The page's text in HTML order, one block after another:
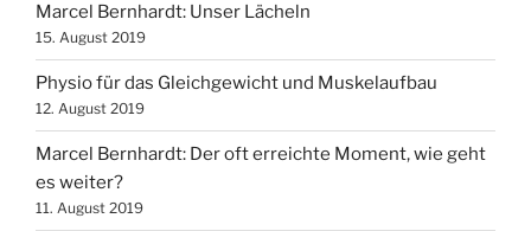
Marcel Bernhardt: Unser Lächeln
15. August 2019
Physio für das Gleichgewicht und Muskelaufbau
12. August 2019
Marcel Bernhardt: Der oft erreichte Moment, wie geht
es weiter?
11. August 2019